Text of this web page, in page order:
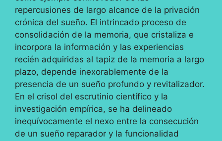
repercusiones de largo alcance de la privación
crónica del sueño. El intrincado proceso de
consolidación de la memoria, que cristaliza e
incorpora la información y las experiencias
recién adquiridas al tapiz de la memoria a largo
plazo, depende inexorablemente de la
presencia de un sueño profundo y revitalizador.
En el crisol del escrutinio científico y la
investigación empírica, se ha delineado
inequívocamente el nexo entre la consecución
de un sueño reparador y la funcionalidad